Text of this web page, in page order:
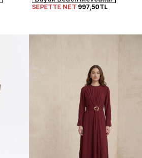
SEPETTE NET 997,50TL